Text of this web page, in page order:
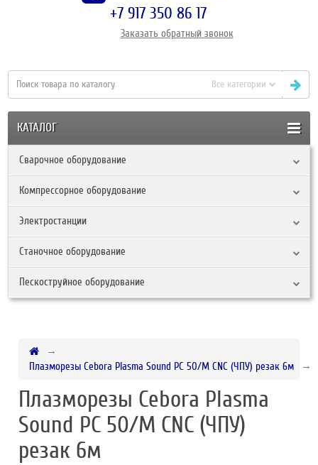
+7 917 350 86 17
Заказать обратный звонок
Все категории
КАТАЛОГ
Сварочное оборудование
Компрессорное оборудование
Электростанции
Станочное оборудование
Пескоструйное оборудование
Плазморезы Cebora Plasma Sound PC 50/М CNC (ЧПУ) резак 6м
Плазморезы Cebora Plasma
Sound PC 50/М CNC (ЧПУ)
резак 6м